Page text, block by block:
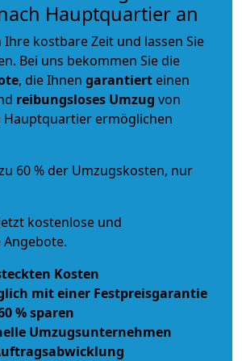
Hauptquartier an
Ihre kostbare Zeit und lassen Sie
Bei uns bekommen Sie die
, die Ihnen garantiert einen
reibungsloses Umzug von
Hauptquartier ermöglichen
60 % der Umzugskosten, nur
kostenlose und
Kosten
mit einer Festpreisgarantie
% sparen
Umzugsunternehmen